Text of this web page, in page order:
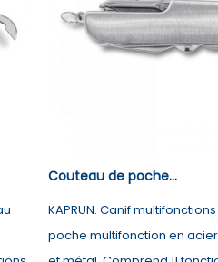
Couteau de poche...
KAPRUN. Canif
poche multifonction en